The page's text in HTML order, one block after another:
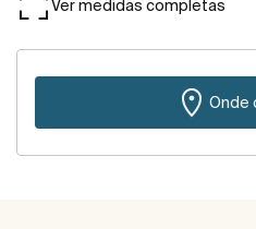
Ver medidas completas
Onde